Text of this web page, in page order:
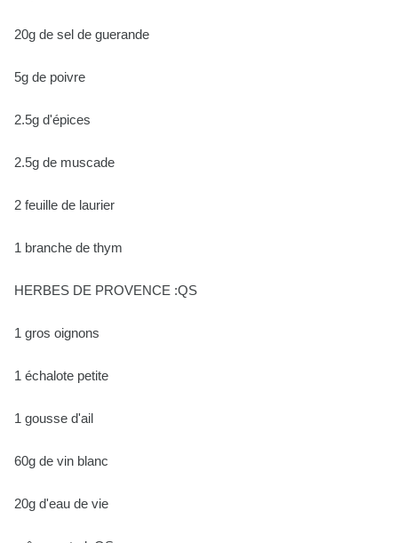
20g de sel de guerande
5g de poivre
2.5g d'épices
2.5g de muscade
2 feuille de laurier
1 branche de thym
HERBES DE PROVENCE :QS
1 gros oignons
1 échalote petite
1 gousse d'ail
60g de vin blanc
20g d'eau de vie